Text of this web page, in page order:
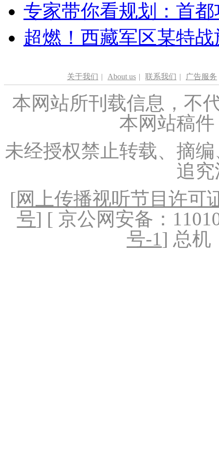
专家带你看规划：首
超燃！西藏军区某特
关于我们 | About us | 联系我们 | 广告服务
本网站所刊载信息，不
本网站稿
未经授权禁止转载、摘
追
[网上传播视听节目许可
号] [ 京公网安备：
号-1] 总机